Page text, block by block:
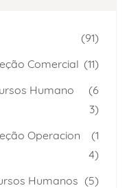
(91)
Comercial (11)
Humano
(6
3)
Operacion
(1
4)
Humanos (5)